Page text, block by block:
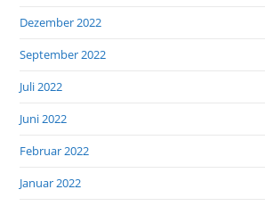
Dezember 2022
September 2022
Juli 2022
Juni 2022
Februar 2022
Januar 2022